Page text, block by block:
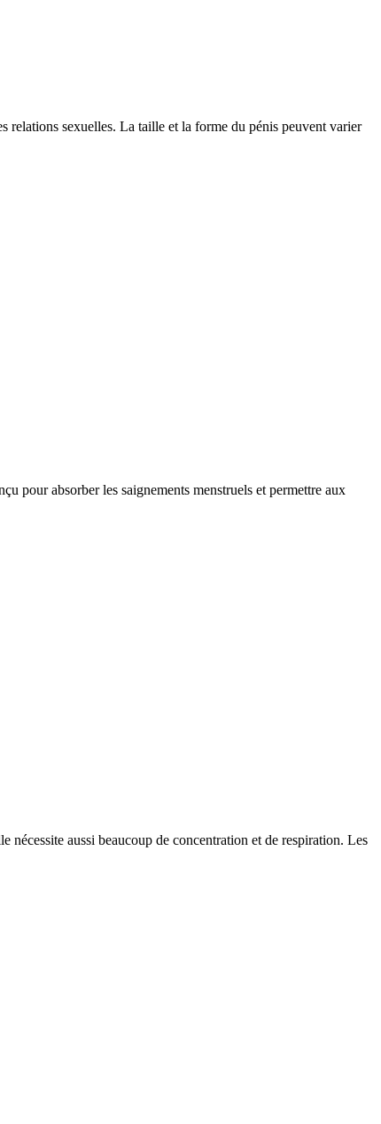
relations sexuelles. La taille et la forme du pénis peuvent varier
pour absorber les saignements menstruels et permettre aux
nécessite aussi beaucoup de concentration et de respiration. Les